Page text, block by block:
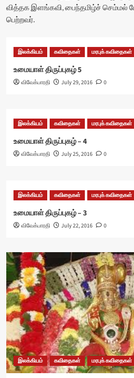
வித்தக இளங்கவி, பைந்தமிழ்ச் செம்மல்
பெற்றவர்.
இலக்கியம் கவிதைகள் மரபுக் கவிதைகள்
உமையாள் திருப்புகழ் 5
விவேக்பாரதி July 29, 2016 0
இலக்கியம் கவிதைகள் மரபுக் கவிதைகள்
உமையாள் திருப்புகழ் – 4
விவேக்பாரதி July 25, 2016 0
இலக்கியம் கவிதைகள் மரபுக் கவிதைகள்
உமையாள் திருப்புகழ் – 3
விவேக்பாரதி July 22, 2016 0
இலக்கியம் கவிதைகள் மரபுக் கவிதைகள்